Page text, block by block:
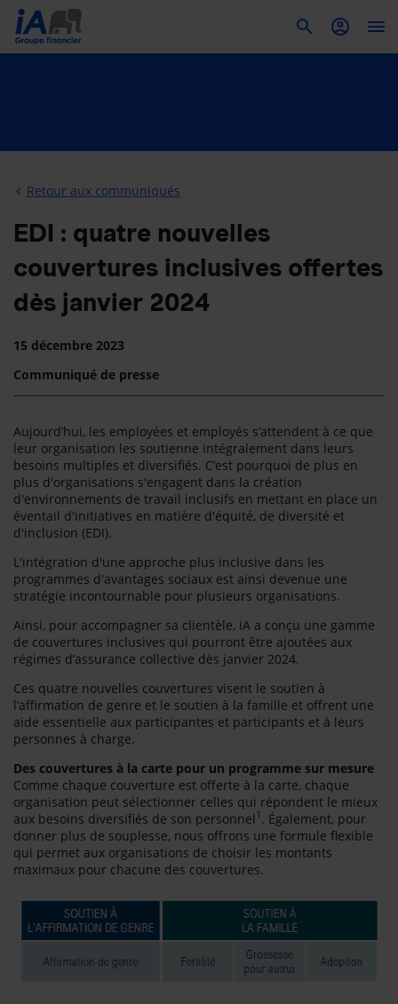
Retour aux communiqués
EDI : quatre nouvelles
couvertures inclusives offertes
dès janvier 2024
15 décembre 2023
Communiqué de presse
Aujourd’hui, les employées et employés s’attendent à ce que
leur organisation les soutienne intégralement dans leurs
besoins multiples et diversifiés. C’est pourquoi de plus en
plus d'organisations s'engagent dans la création
d'environnements de travail inclusifs en mettant en place un
éventail d'initiatives en matière d'équité, de diversité et
d'inclusion (EDI).
L'intégration d'une approche plus inclusive dans les
programmes d'avantages sociaux est ainsi devenue une
stratégie incontournable pour plusieurs organisations.
Ainsi, pour accompagner sa clientèle, iA a conçu une gamme
de couvertures inclusives qui pourront être ajoutées aux
régimes d’assurance collective dès janvier 2024.
Ces quatre nouvelles couvertures visent le soutien à
l’affirmation de genre et le soutien à la famille et offrent une
aide essentielle aux participantes et participants et à leurs
personnes à charge.
Des couvertures à la carte pour un programme sur mesure
Comme chaque couverture est offerte à la carte, chaque
organisation peut sélectionner celles qui répondent le mieux
aux besoins diversifiés de son personnel 1 . Également, pour
donner plus de souplesse, nous offrons une formule flexible
qui permet aux organisations de choisir les montants
maximaux pour chacune des couvertures.